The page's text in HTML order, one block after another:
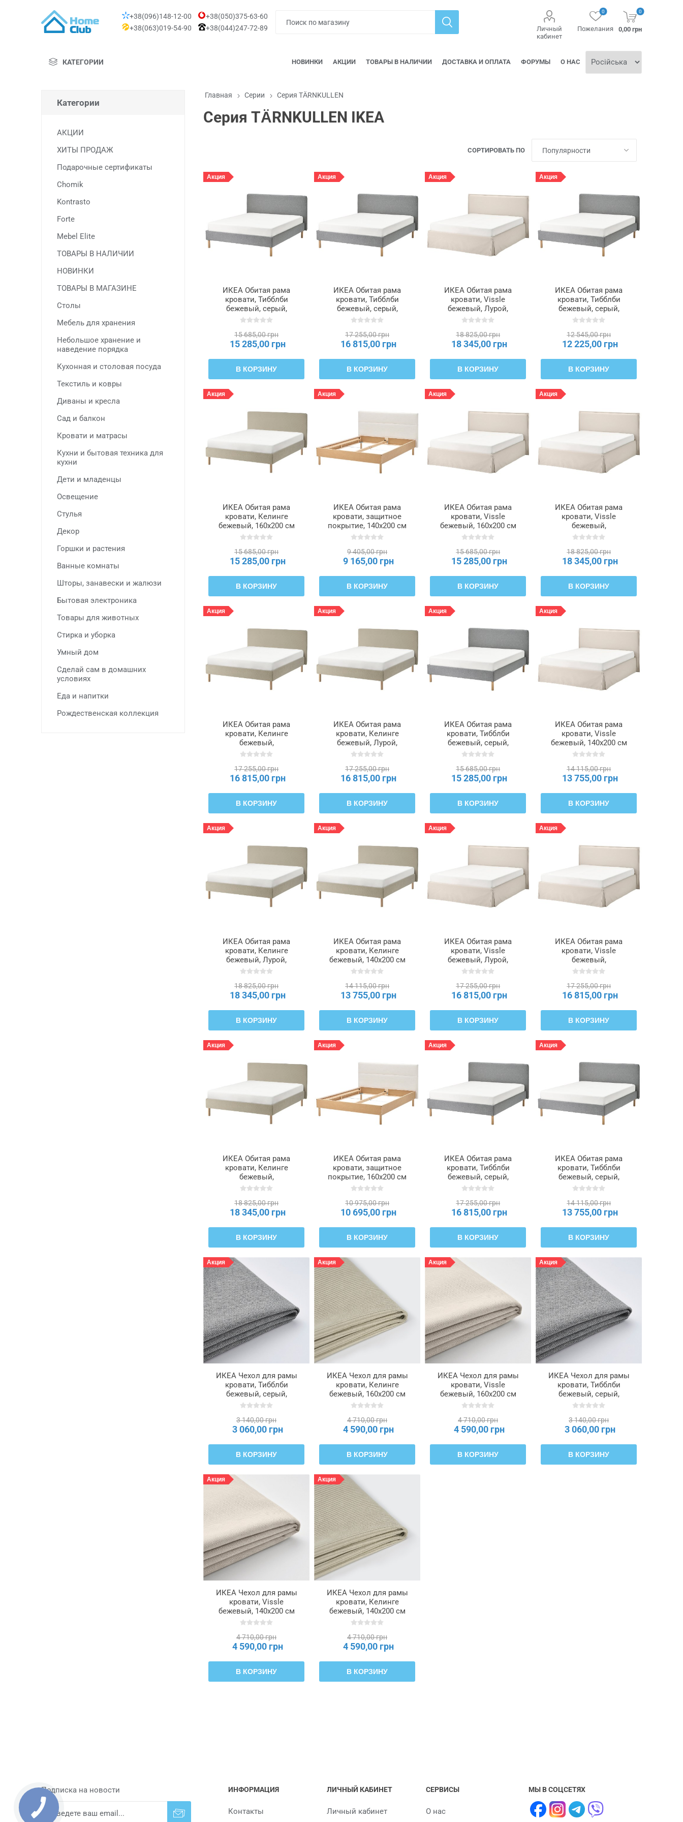
+38(096)148-12-00
+38(050)375-63-60
+38(063)019-54-90
+38(044)247-72-89
Личный
кабинет
Пожелания
0 0
0,00 грн
КАТЕГОРИИ НОВИНКИ АКЦИИ ТОВАРЫ В НАЛИЧИИ ДОСТАВКА И ОПЛАТА ФОРУМЫ О НАС
Категории
АКЦИИ
ХИТЫ ПРОДАЖ
Подарочные сертификаты
Chomik
Kontrasto
Forte
Mebel Elite
ТОВАРЫ В НАЛИЧИИ
НОВИНКИ
ТОВАРЫ В МАГАЗИНЕ
Столы
Мебель для хранения
Небольшое хранение и
наведение порядка
Кухонная и столовая посуда
Текстиль и ковры
Диваны и кресла
Сад и балкон
Кровати и матрасы
Кухни и бытовая техника для
кухни
Дети и младенцы
Освещение
Стулья
Декор
Горшки и растения
Ванные комнаты
Шторы, занавески и жалюзи
Бытовая электроника
Товары для животных
Стирка и уборка
Умный дом
Сделай сам в домашних
условиях
Еда и напитки
Рождественская коллекция
Главная Серии Серия TÄRNKULLEN
Серия TÄRNKULLEN IKEA
СОРТИРОВАТЬ ПО
Акция
ИКЕА Обитая рама
кровати, Тибблби
бежевый, серый,
Лурой, 140x200 см
195.643.39
15 685,00 грн
15 285,00 грн
В КОРЗИНУ
Акция
ИКЕА Обитая рама
кровати, Тибблби
бежевый, серый,
Лурой, 160x200 см
595.643.37
17 255,00 грн
16 815,00 грн
В КОРЗИНУ
Акция
ИКЕА Обитая рама
кровати, Vissle
бежевый, Лурой,
160x200 см
195.643.63
18 825,00 грн
18 345,00 грн
В КОРЗИНУ
Акция
ИКЕА Обитая рама
кровати, Тибблби
бежевый, серый,
140x200 см
695.692.02
12 545,00 грн
12 225,00 грн
В КОРЗИНУ
Акция
ИКЕА Обитая рама
кровати, Келинге
бежевый, 160x200 см
TÄRNKULLEN,
15 685,00 грн
15 285,00 грн
В КОРЗИНУ
Акция
ИКЕА Обитая рама
кровати, защитное
покрытие, 140x200 см
TÄRNKULLEN,
9 405,00 грн
9 165,00 грн
В КОРЗИНУ
Акция
ИКЕА Обитая рама
кровати, Vissle
бежевый, 160x200 см
TÄRNKULLEN,
15 685,00 грн
15 285,00 грн
В КОРЗИНУ
Акция
ИКЕА Обитая рама
кровати, Vissle
бежевый,
Лилльхэллан, 160x200
096.277.85
18 825,00 грн
18 345,00 грн
В КОРЗИНУ
Акция
ИКЕА Обитая рама
кровати, Келинге
бежевый,
Лилльхэллан, 140x200
196.277.99
17 255,00 грн
16 815,00 грн
В КОРЗИНУ
Акция
ИКЕА Обитая рама
кровати, Келинге
бежевый, Лурой,
140x200 см
596.081.24
17 255,00 грн
16 815,00 грн
В КОРЗИНУ
Акция
ИКЕА Обитая рама
кровати, Тибблби
бежевый, серый,
Лилльхэллан, 140x200
596.277.64
15 685,00 грн
15 285,00 грн
В КОРЗИНУ
Акция
ИКЕА Обитая рама
кровати, Vissle
бежевый, 140x200 см
TÄRNKULLEN,
14 115,00 грн
13 755,00 грн
В КОРЗИНУ
Акция
ИКЕА Обитая рама
кровати, Келинге
бежевый, Лурой,
160x200 см
696.081.28
18 825,00 грн
18 345,00 грн
В КОРЗИНУ
Акция
ИКЕА Обитая рама
кровати, Келинге
бежевый, 140x200 см
TÄRNKULLEN,
14 115,00 грн
13 755,00 грн
В КОРЗИНУ
Акция
ИКЕА Обитая рама
кровати, Vissle
бежевый, Лурой,
140x200 см
795.643.60
17 255,00 грн
16 815,00 грн
В КОРЗИНУ
Акция
ИКЕА Обитая рама
кровати, Vissle
бежевый,
Лилльхэллан, 140x200
796.277.82
17 255,00 грн
16 815,00 грн
В КОРЗИНУ
Акция
ИКЕА Обитая рама
кровати, Келинге
бежевый,
Лилльхэллан, 160x200
796.278.00
18 825,00 грн
18 345,00 грн
В КОРЗИНУ
Акция
ИКЕА Обитая рама
кровати, защитное
покрытие, 160x200 см
TÄRNKULLEN,
10 975,00 грн
10 695,00 грн
В КОРЗИНУ
Акция
ИКЕА Обитая рама
кровати, Тибблби
бежевый, серый,
Лилльхэллан, 160x200
896.277.67
17 255,00 грн
16 815,00 грн
В КОРЗИНУ
Акция
ИКЕА Обитая рама
кровати, Тибблби
бежевый, серый,
160x200 см
995.692.05
14 115,00 грн
13 755,00 грн
В КОРЗИНУ
Акция
ИКЕА Чехол для рамы
кровати, Тибблби
бежевый, серый,
140x200 см
005.846.72
3 140,00 грн
3 060,00 грн
В КОРЗИНУ
Акция
ИКЕА Чехол для рамы
кровати, Келинге
бежевый, 160x200 см
TÄRNKULLEN,
4 710,00 грн
4 590,00 грн
В КОРЗИНУ
Акция
ИКЕА Чехол для рамы
кровати, Vissle
бежевый, 160x200 см
TÄRNKULLEN,
4 710,00 грн
4 590,00 грн
В КОРЗИНУ
Акция
ИКЕА Чехол для рамы
кровати, Тибблби
бежевый, серый,
160x200 см
705.846.64
3 140,00 грн
3 060,00 грн
В КОРЗИНУ
Акция
ИКЕА Чехол для рамы
кровати, Vissle
бежевый, 140x200 см
TÄRNKULLEN,
4 710,00 грн
4 590,00 грн
В КОРЗИНУ
Акция
ИКЕА Чехол для рамы
кровати, Келинге
бежевый, 140x200 см
TÄRNKULLEN,
4 710,00 грн
4 590,00 грн
В КОРЗИНУ
Подписка на новости ИНФОРМАЦИЯ
Контакты
ЛИЧНЫЙ КАБИНЕТ
Личный кабинет
СЕРВИСЫ
О нас
МЫ В СОЦСЕТЯХ